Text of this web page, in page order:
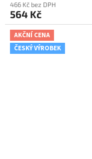
466 Kč bez DPH
564 Kč
AKČNÍ CENA
ČESKÝ VÝROBEK